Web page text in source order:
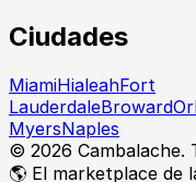
Ciudades
MiamiHialeahFort
LauderdaleBroward
MyersNaples
© 2026 Cambalache.
🌎 El marketplace de